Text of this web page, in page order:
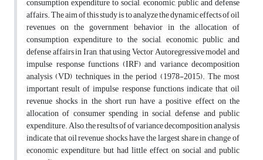
affairs. The aim of this study is to analyze the dynamic effects of oil
revenues on the government behavior in the allocation of
consumption expenditure to the social, economic, public and
defense affairs in Iran, that using Vector Autoregressive model and
impulse response functions (IRF) and variance decomposition
analysis (VD) techniques in the period (1978-2015). The most
important result of impulse response functions indicate that oil
revenue shocks in the short run have a positive effect on the
allocation of consumer spending in social, defense and public
expenditure. Also, the results of of variance decomposition analysis
indicate that oil revenue shocks have the largest share in change of
economic expenditure, but had little effect on social and public